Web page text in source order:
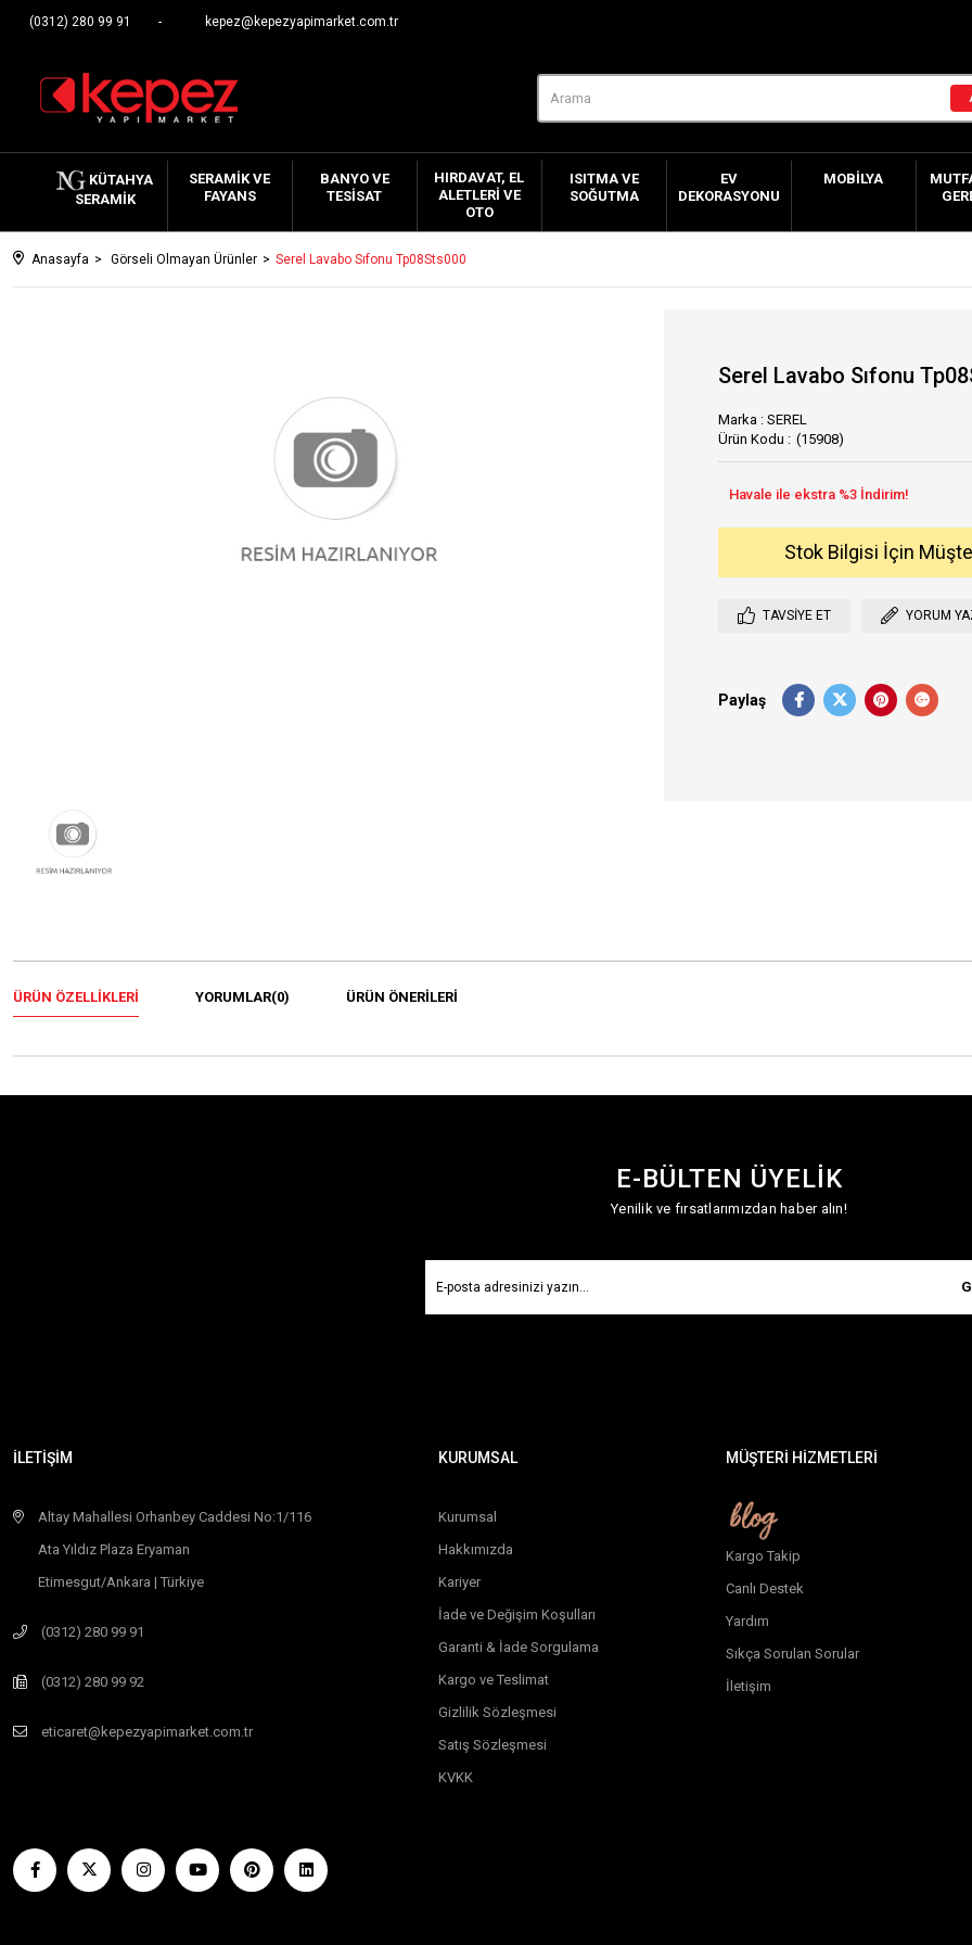
(0312) 280 99 91 kepez@kepezyapimarket.com.tr
KÜTAHYA
SERAMIK
SERAMIK VE
FAYANS
BANYO VE
TESISAT
HIRDAVAT, EL
ALETLERI VE
OTO
ISITMA VE
SOĞUTMA
EV
DEKORASYONU
MOBILYA
Anasayfa Görseli Olmayan Ürünler Serel Lavabo Sıfonu Tp08Sts000
Serel Lavabo Sıfonu
Marka : SEREL
(15908)
Stok Bilgisi İçin
TAVSIYE ET YORUM
Paylaş
ÜRÜN ÖZELLIKLERI YORUMLAR(0) ÜRÜN ÖNERILERI
E-BÜLTEN ÜYELİK
Yenilik ve fırsatlarımızdan haber alın!
İLETİŞİM
Altay Mahallesi Orhanbey Caddesi No:1/116
Ata Yıldız Plaza Eryaman
Etimesgut/Ankara | Türkiye
(0312) 280 99 91
(0312) 280 99 92
eticaret@kepezyapimarket.com.tr
KURUMSAL
Kurumsal
Hakkımızda
Kariyer
İade ve Değişim Koşulları
Garanti & İade Sorgulama
Kargo ve Teslimat
Gizlilik Sözleşmesi
Satış Sözleşmesi
KVKK
MÜŞTERİ HİZMETLERİ
Kargo Takip
Canlı Destek
Yardım
Sıkça Sorulan Sorular
İletişim